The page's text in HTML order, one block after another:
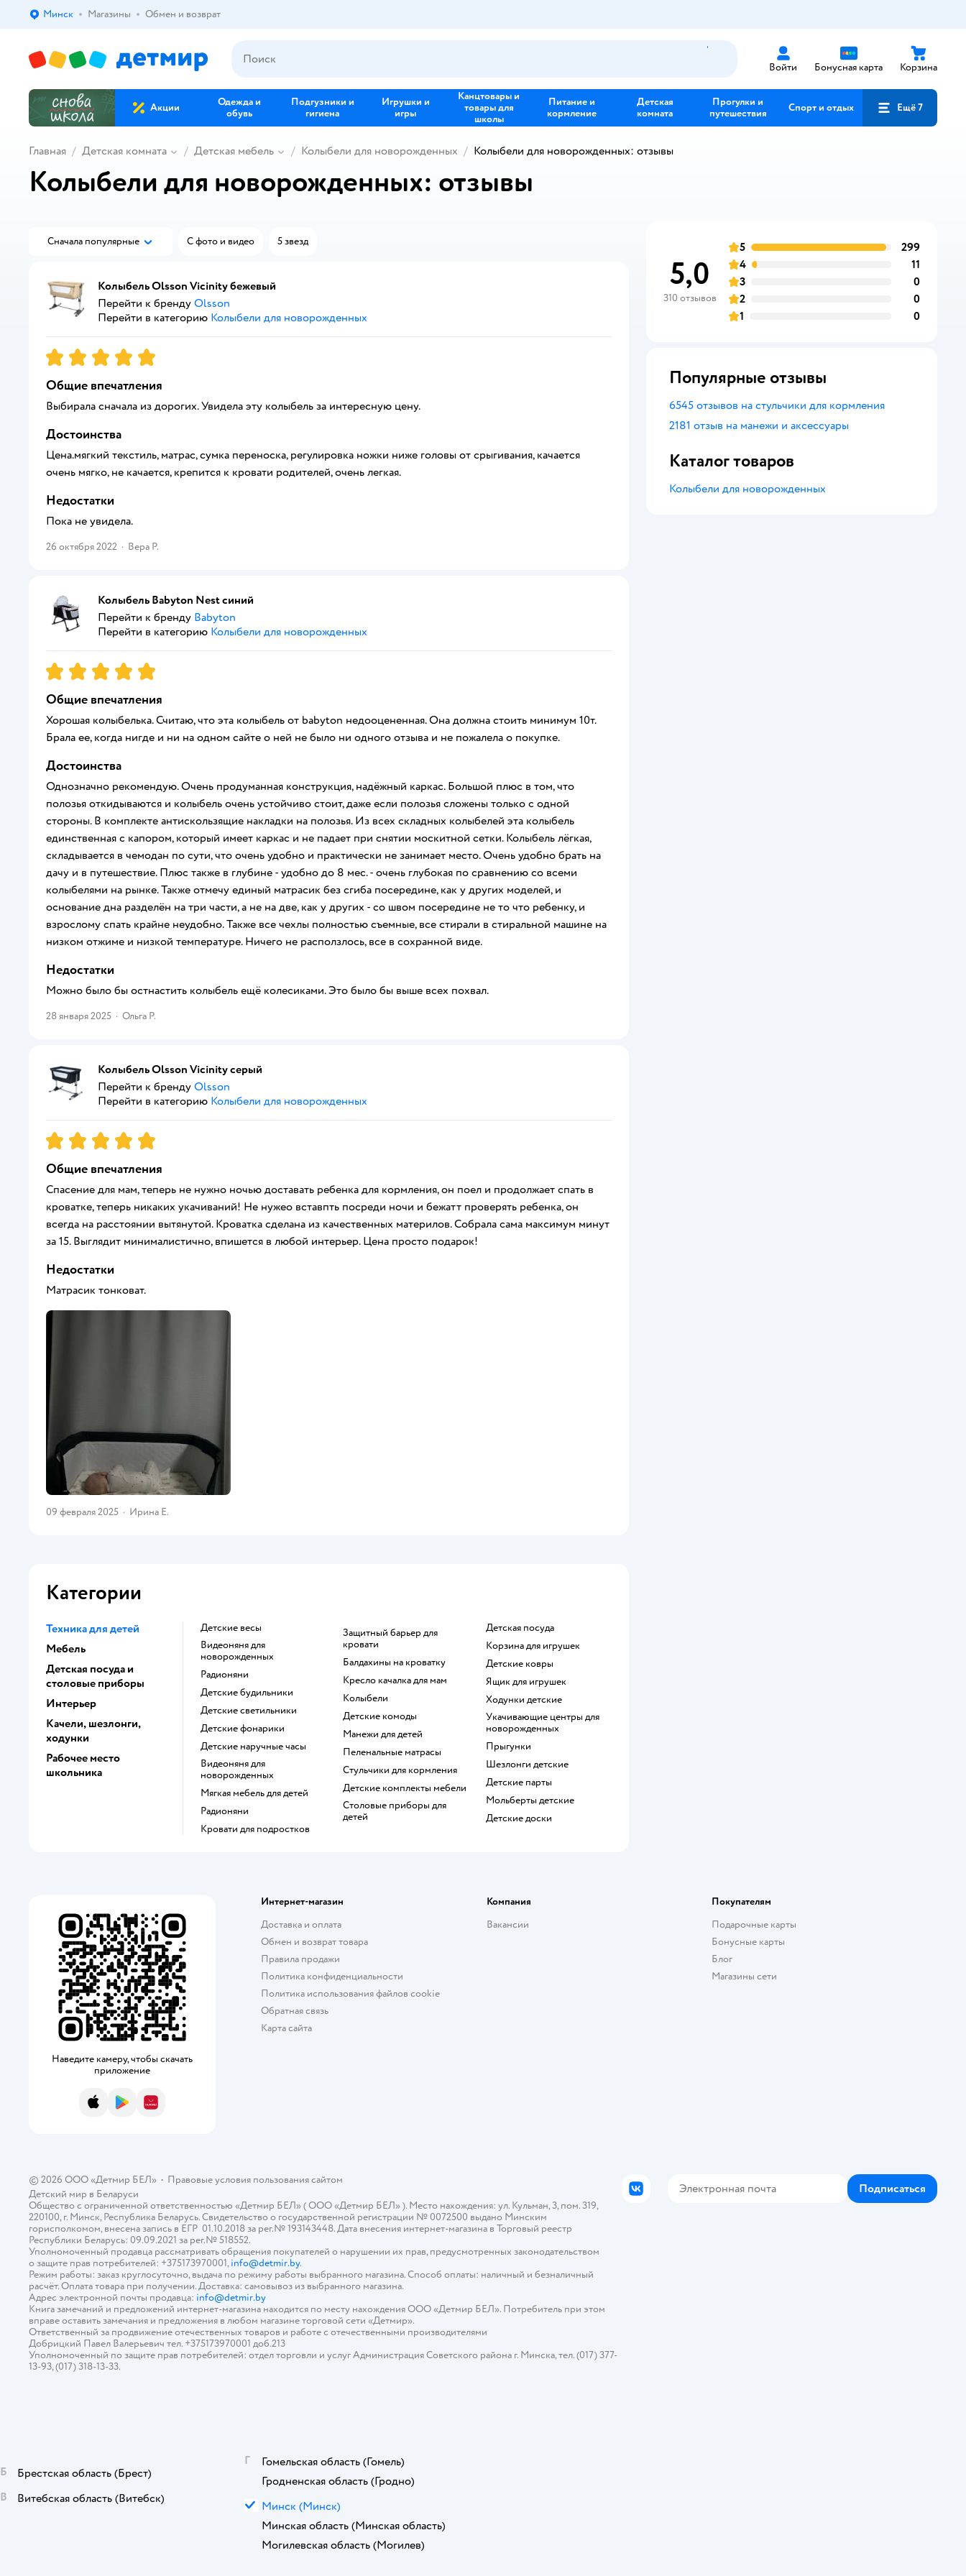
Выбор адреса доставки.
Минск Магазины Обмен и возврат
Войти Бонусная карта Корзина
Акции
Одежда и
обувь
Подгузники и
гигиена
Игрушки и
игры
Канцтовары и
товары для
школы
Питание и
кормление
Детская
комната
Прогулки и
путешествия
Спорт и отдых Ещё 7
Главная Детская комната Детская мебель Колыбели для новорожденных Колыбели для новорожденных: отзывы
Колыбели для новорожденных: отзывы
Сначала популярные С фото и видео 5 звезд
Колыбель Olsson Vicinity бежевый
Перейти к бренду Olsson
Перейти в категорию Колыбели для новорожденных
Рейтинг:5
Общие впечатления
Выбирала сначала из дорогих. Увидела эту колыбель за интересную цену.
Достоинства
Цена.мягкий текстиль, матрас, сумка переноска, регулировка ножки ниже головы от срыгивания, качается
очень мягко, не качается, крепится к кровати родителей, очень легкая.
Недостатки
Пока не увидела.
26 октября 2022 · Вера Р.
Колыбель Babyton Nest синий
Перейти к бренду Babyton
Перейти в категорию Колыбели для новорожденных
Рейтинг:5
Общие впечатления
Хорошая колыбелька. Считаю, что эта колыбель от babyton недооцененная. Она должна стоить минимум 10т.
Брала ее, когда нигде и ни на одном сайте о ней не было ни одного отзыва и не пожалела о покупке.
Достоинства
Однозначно рекомендую. Очень продуманная конструкция, надёжный каркас. Большой плюс в том, что
полозья откидываются и колыбель очень устойчиво стоит, даже если полозья сложены только с одной
стороны. В комплекте антискользящие накладки на полозья. Из всех складных колыбелей эта колыбель
единственная с капором, который имеет каркас и не падает при снятии москитной сетки. Колыбель лёгкая,
складывается в чемодан по сути, что очень удобно и практически не занимает место. Очень удобно брать на
дачу и в путешествие. Плюс также в глубине - удобно до 8 мес. - очень глубокая по сравнению со всеми
колыбелями на рынке. Также отмечу единый матрасик без сгиба посередине, как у других моделей, и
основание дна разделён на три части, а не на две, как у других - со швом посередине не то что ребенку, и
взрослому спать крайне неудобно. Также все чехлы полностью съемные, все стирали в стиральной машине на
низком отжиме и низкой температуре. Ничего не расползлось, все в сохранной виде.
Недостатки
Можно было бы остнастить колыбель ещё колесиками. Это было бы выше всех похвал.
28 января 2025 · Ольга Р.
Колыбель Olsson Vicinity серый
Перейти к бренду Olsson
Перейти в категорию Колыбели для новорожденных
Рейтинг:5
Общие впечатления
Спасение для мам, теперь не нужно ночью доставать ребенка для кормления, он поел и продолжает спать в
кроватке, теперь никаких укачиваний! Не нужео вставпть посреди ночи и бежатт проверять ребенка, он
всегда на расстоянии вытянутой. Кроватка сделана из качественных материлов. Собрала сама максимум минут
за 15. Выглядит минималистично, впишется в любой интерьер. Цена просто подарок!
Недостатки
Матрасик тонковат.
09 февраля 2025 · Ирина Е.
Категории
Техника для детей
Мебель
Детская посуда и
столовые приборы
Интерьер
Качели, шезлонги,
ходунки
Рабочее место
школьника
Детские весы
Видеоняня для
новорожденных
Радионяни
Детские будильники
Детские светильники
Детские фонарики
Детские наручные часы
Видеоняня для
новорожденных
Мягкая мебель для детей
Радионяни
Кровати для подростков
Защитный барьер для
кровати
Балдахины на кроватку
Кресло качалка для мам
Колыбели
Детские комоды
Манежи для детей
Пеленальные матрасы
Стульчики для кормления
Детские комплекты мебели
Столовые приборы для
детей
Детская посуда
Корзина для игрушек
Детские ковры
Ящик для игрушек
Ходунки детские
Укачивающие центры для
новорожденных
Прыгунки
Шезлонги детские
Детские парты
Мольберты детские
Детские доски
5,0
310 отзывов
оценка
5 299отзывов
оценка
4 11
оценка
3 0отзывов
оценка
2 0отзывов
оценка
1 0отзывов
Популярные отзывы
6545 отзывов на стульчики для кормления
2181 отзыв на манежи и аксессуары
Каталог товаров
Колыбели для новорожденных
Наведите камеру, чтобы скачать
приложение
App StoreGoogle PlayAppGallery
Интернет-магазин
Доставка и оплата
Обмен и возврат товара
Правила продажи
Политика конфиденциальности
Политика использования файлов cookie
Обратная связь
Карта сайта
Компания
Вакансии
Покупателям
Подарочные карты
Бонусные карты
Блог
Магазины сети
© 2026 ООО «Детмир БЕЛ» • Правовые условия пользования сайтом
Детский мир в Беларуси
Общество с ограниченной ответственностью «Детмир БЕЛ» ( ООО «Детмир БЕЛ» ). Место нахождения: ул. Кульман, 3, пом. 319,
220100, г. Минск, Республика Беларусь. Свидетельство о государственной регистрации № 0072500 выдано Минским
горисполкомом, внесена запись в ЕГР 01.10.2018 за рег.№ 193143448. Дата внесения интернет-магазина в Торговый реестр
Республики Беларусь: 09.09.2021 за рег.№ 518552.
Уполномоченный продавца рассматривать обращения покупателей о нарушении их прав, предусмотренных законодательством
о защите прав потребителей: +375173970001,info@detmir.by.
Режим работы: заказ круглосуточно, выдача по режиму работы выбранного магазина. Способ оплаты: наличный и безналичный
расчёт. Оплата товара при получении. Доставка: самовывоз из выбранного магазина.
Адрес электронной почты продавца: info@detmir.by
Книга замечаний и предложений интернет-магазина находится по месту нахождения ООО «Детмир БЕЛ». Потребитель при этом
вправе оставить замечания и предложения в любом магазине торговой сети «Детмир».
Ответственный за продвижение отечественных товаров и работе с отечественными производителями
Добрицкий Павел Валерьевич тел. +375173970001 доб.213
Уполномоченный по защите прав потребителей: отдел торговли и услуг Администрация Советского района г. Минска, тел. (017) 377-
13-93, (017) 318-13-33.
ВКонтакте Подписаться
Б Брестская область (Брест)
В
Витебская область (Витебск)
Г Гомельская область (Гомель)
Гродненская область (Гродно)
М Минск (Минск)
Минская область (Минская область)
Могилевская область (Могилев)